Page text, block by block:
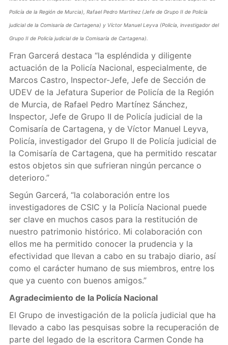
Policía de la Región de Murcia), Rafael Pedro Martínez (Jefe de Grupo II de Policía
judicial de la Comisaría de Cartagena) y Víctor Manuel Leyva (Policía, investigador del
Grupo II de Policía judicial de la Comisaría de Cartagena).
Fran Garcerá destaca “la espléndida y diligente
actuación de la Policía Nacional, especialmente, de
Marcos Castro, Inspector-Jefe, Jefe de Sección de
UDEV de la Jefatura Superior de Policía de la Región
de Murcia, de Rafael Pedro Martínez Sánchez,
Inspector, Jefe de Grupo II de Policía judicial de la
Comisaría de Cartagena, y de Víctor Manuel Leyva,
Policía, investigador del Grupo II de Policía judicial de
la Comisaría de Cartagena, que ha permitido rescatar
estos objetos sin que sufrieran ningún percance o
deterioro.”
Según Garcerá, “la colaboración entre los
investigadores de CSIC y la Policía Nacional puede
ser clave en muchos casos para la restitución de
nuestro patrimonio histórico. Mi colaboración con
ellos me ha permitido conocer la prudencia y la
efectividad que llevan a cabo en su trabajo diario, así
como el carácter humano de sus miembros, entre los
que ya cuento con buenos amigos.”
Agradecimiento de la Policía Nacional
El Grupo de investigación de la policía judicial que ha
llevado a cabo las pesquisas sobre la recuperación de
parte del legado de la escritora Carmen Conde ha